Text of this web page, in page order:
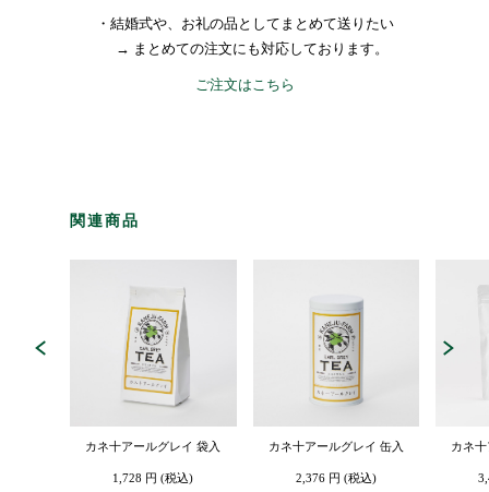
・結婚式や、お礼の品としてまとめて送りたい
→ まとめての注文にも対応しております。
ご注文はこちら
関連商品
カネ十アールグレイ 袋入
1,728 円 (税込)
カネ十アールグレイ 缶入
2,376 円 (税込)
カネ